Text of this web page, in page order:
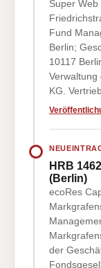
Super Web
Fund
Berlin;
10117
Verwaltung
KG.
HRB
(Berlin)
ecoRes
der